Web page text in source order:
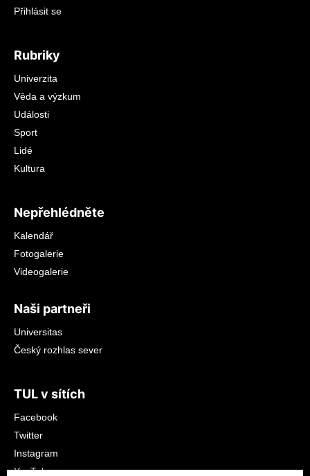
Přihlásit se
Rubriky
Univerzita
Věda a výzkum
Události
Sport
Lidé
Kultura
Nepřehlédněte
Kalendář
Fotogalerie
Videogalerie
Naši partneři
Universitas
Český rozhlas sever
TUL v sítích
Facebook
Twitter
Instagram
YouTube